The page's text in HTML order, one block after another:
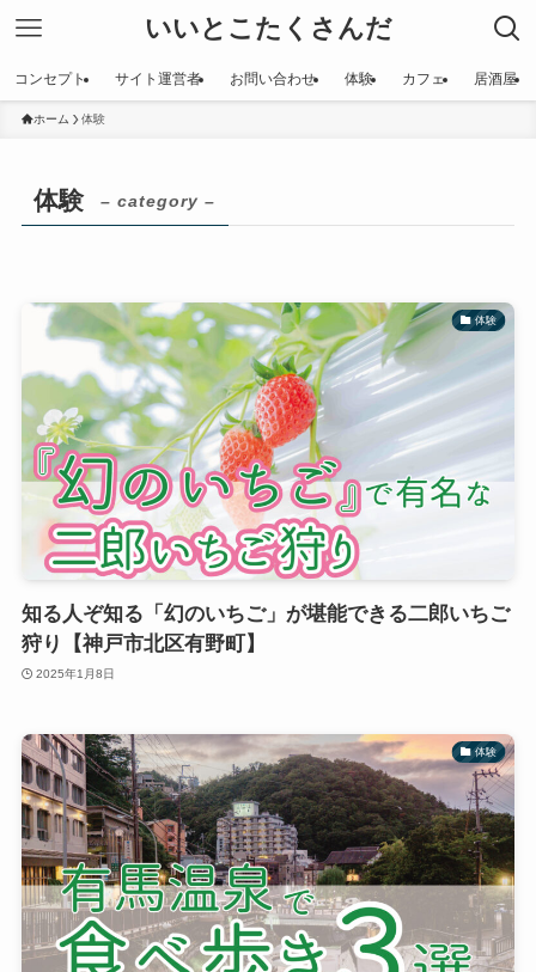
いいとこたくさんだ
コンセプト サイト運営者 お問い合わせ 体験 カフェ 居酒屋
ホーム 体験
体験 – category –
体験
知る人ぞ知る「幻のいちご」が堪能できる二郎いちご
狩り【神戸市北区有野町】
2025年1月8日
体験